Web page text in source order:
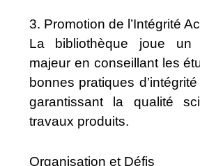
3. Promotion de l’Intégrité
La bibliothèque joue un
majeur en conseillant les
bonnes pratiques
garantissant la qualité
travaux produits.
Organisation et Défis